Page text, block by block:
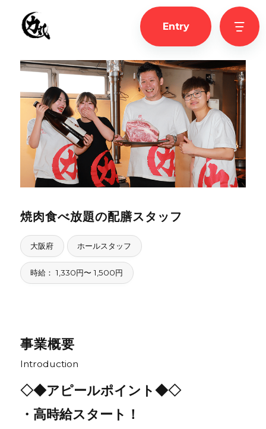
Entry
焼肉食べ放題の配膳スタッフ
大阪府 ホールスタッフ
時給： 1,330円〜 1,500円
事業概要
Introduction
◇◆アピールポイント◆◇
・高時給スタート！